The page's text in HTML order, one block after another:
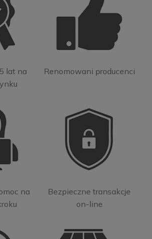
lat na
Renomowani producenci
na
Bezpieczne transakcje
on-line